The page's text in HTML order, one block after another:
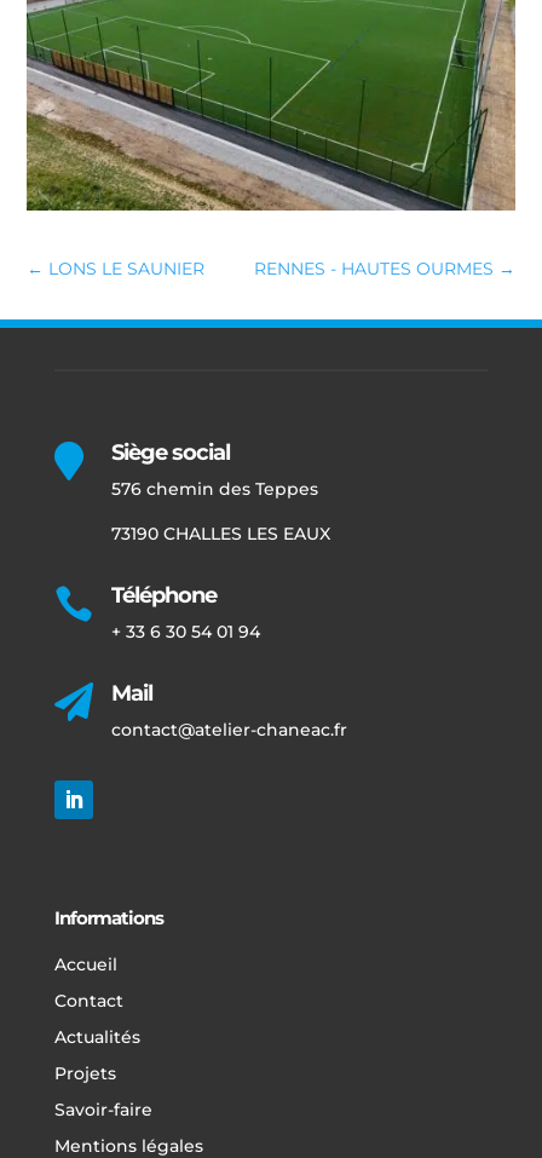
← LONS LE SAUNIER RENNES - HAUTES OURMES →
 Siège social
576 chemin des Teppes
73190 CHALLES LES EAUX
 Téléphone
+ 33 6 30 54 01 94
 Mail
contact@atelier-chaneac.fr
Informations
Accueil
Contact
Actualités
Projets
Savoir-faire
Mentions légales